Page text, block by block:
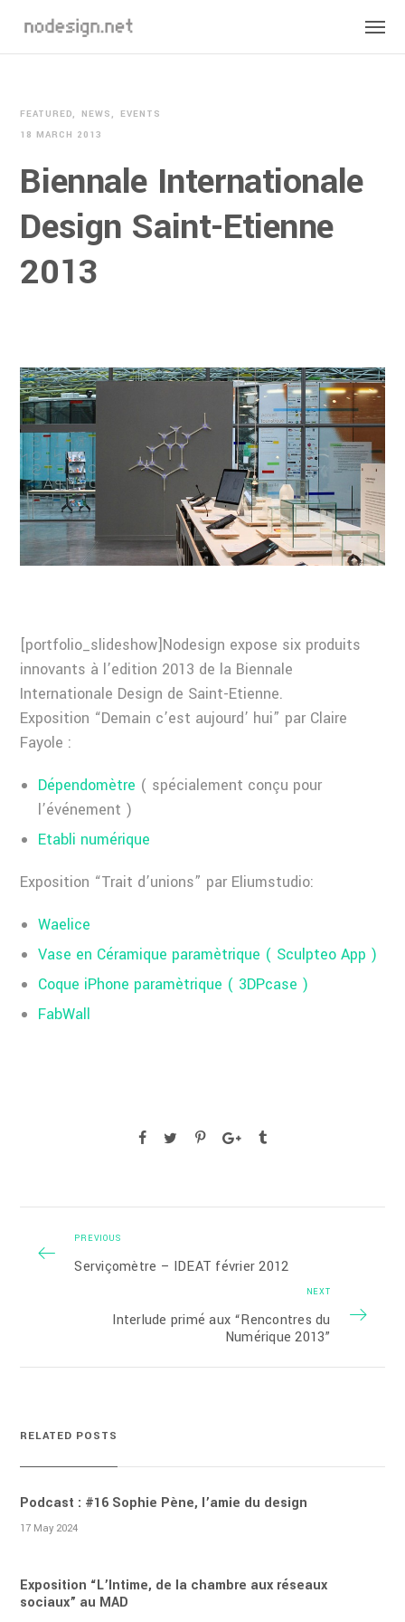
FEATURED NEWS
EVENTS
18 MARCH 2013
Biennale Internationale
Design Saint-Etienne
2013
[portfolio_slideshow]Nodesign expose six produits
innovants à l’edition 2013 de la Biennale
Internationale Design de Saint-Etienne.
Exposition “Demain c’est aujourd’ hui” par Claire
Fayole :
Dépendomètre ( spécialement conçu pour
l’événement )
Etabli numérique
Exposition “Trait d’unions” par Eliumstudio:
Waelice
Vase en Céramique paramètrique ( Sculpteo App )
Coque iPhone paramètrique ( 3DPcase )
FabWall
PREVIOUS
Serviçomètre – IDEAT février 2012
NEXT
Interlude primé aux “Rencontres du
Numérique 2013”
RELATED POSTS
Podcast : #16 Sophie Pène, l’amie du design
17 May 2024
Exposition “L’Intime, de la chambre aux réseaux
sociaux” au MAD